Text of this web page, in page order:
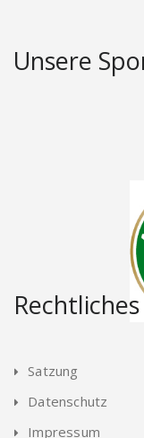
Unsere
Rechtliches
Satzung
Datenschutz
Impressum